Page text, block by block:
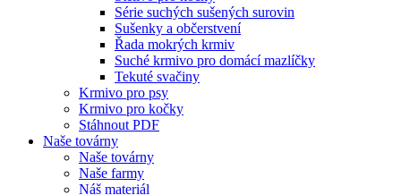
Série suchých sušených surovin
Sušenky a občerstvení
Řada mokrých krmiv
Suché krmivo pro domácí mazlíčky
Tekuté svačiny
Krmivo pro psy
Krmivo pro kočky
Stáhnout PDF
Naše továrny
Naše továrny
Naše farmy
Náš materiál